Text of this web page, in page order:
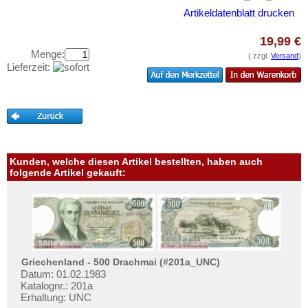
Dominikanische Republik
Falkland Inseln
Grenada
Guyana
Haiti
Honduras
Jamaica
Jason Islands
Kataloge
Aufbewahrung
Ihre Bewertungen
Informationen
Preislisten
Ankauf
Erhaltungsgrade
Gratisbanknoten
FAQ
Artikeldatenblatt drucken
Menge:
Lieferzeit:
19,99 €
( zzgl. Versand)
Kunden, welche diesen Artikel bestellten, haben auch
folgende Artikel gekauft:
Griechenland - 500 Drachmai (#201a_UNC)
Datum: 01.02.1983
Katalognr.: 201a
Erhaltung: UNC